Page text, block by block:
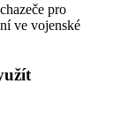
pro
ve vojenské